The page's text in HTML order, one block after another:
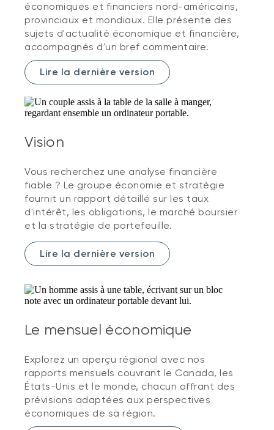
économiques et financiers nord-américains,
provinciaux et mondiaux. Elle présente des
sujets d'actualité économique et financière,
accompagnés d'un bref commentaire.
Lire la dernière version
Vision
Vous recherchez une analyse financière
fiable ? Le groupe économie et stratégie
fournit un rapport détaillé sur les taux
d'intérêt, les obligations, le marché boursier
et la stratégie de portefeuille.
Lire la dernière version
Le mensuel économique
Explorez un aperçu régional avec nos
rapports mensuels couvrant le Canada, les
États-Unis et le monde, chacun offrant des
prévisions adaptées aux perspectives
économiques de sa région.